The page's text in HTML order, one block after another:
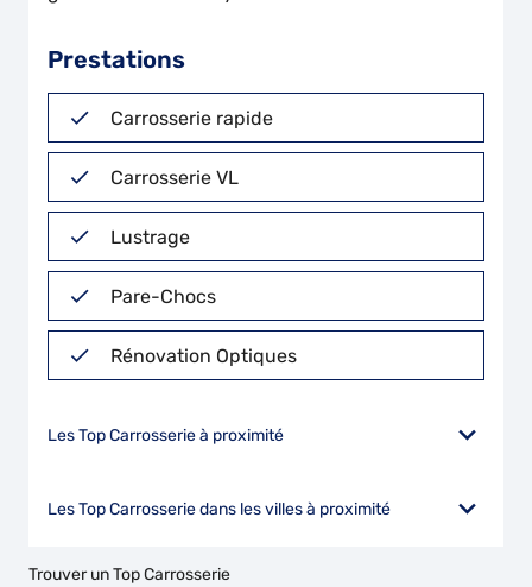
Prestations
Carrosserie rapide
Carrosserie VL
Lustrage
Pare-Chocs
Rénovation Optiques
Les Top Carrosserie à proximité
Les Top Carrosserie dans les villes à proximité
Trouver un Top Carrosserie